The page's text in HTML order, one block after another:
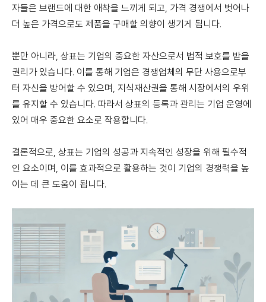
자들은 브랜드에 대한 애착을 느끼게 되고, 가격 경쟁에서 벗어나
더 높은 가격으로도 제품을 구매할 의향이 생기게 됩니다.
뿐만 아니라, 상표는 기업의 중요한 자산으로서 법적 보호를 받을
권리가 있습니다. 이를 통해 기업은 경쟁업체의 무단 사용으로부
터 자신을 방어할 수 있으며, 지식재산권을 통해 시장에서의 우위
를 유지할 수 있습니다. 따라서 상표의 등록과 관리는 기업 운영에
있어 매우 중요한 요소로 작용합니다.
결론적으로, 상표는 기업의 성공과 지속적인 성장을 위해 필수적
인 요소이며, 이를 효과적으로 활용하는 것이 기업의 경쟁력을 높
이는 데 큰 도움이 됩니다.